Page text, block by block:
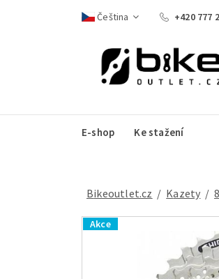
Čeština +420 777
E-shop Ke stažení
Bikeoutlet.cz / kazety /
Akce